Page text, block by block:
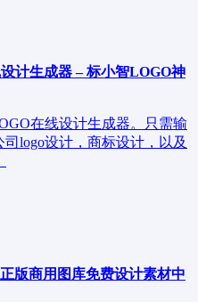
计生成器 – 标小智LOGO神
在线设计生成器。只需输
logo设计，商标设计，以及
版商用图库免费设计素材中